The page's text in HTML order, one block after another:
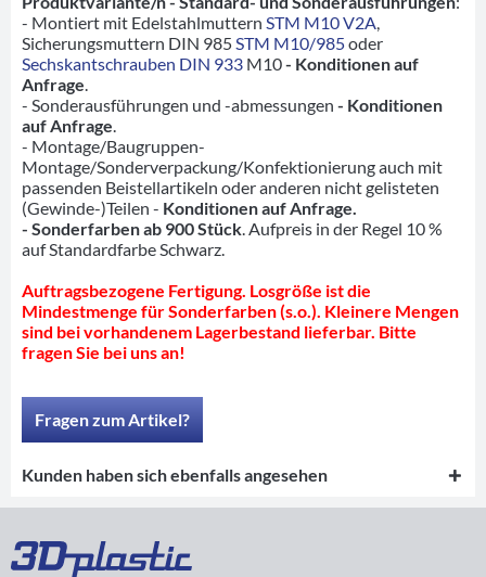
- Montiert mit Edelstahlmuttern STM M10 V2A
Sicherungsmuttern DIN 985 STM M10/985oder
Sechskantschrauben DIN 933 M10- Konditionen auf
Anfrage
- Sonderausführungen und -abmessungen - Konditionen
auf Anfrage
- Montage/Baugruppen-
Montage/Sonderverpackung/Konfektionierung auch mit
passenden Beistellartikeln oder anderen nicht gelisteten
(Gewinde-)Teilen - Konditionen auf Anfrage.
- Sonderfarben ab 900 Stück . Aufpreis in der Regel 10 %
auf Standardfarbe Schwarz.
Auftragsbezogene Fertigung. Losgröße ist die
Mindestmenge für Sonderfarben (s.o.). Kleinere Mengen
sind bei vorhandenem Lagerbestand lieferbar. Bitte
fragen Sie bei uns an!
Fragen zum Artikel?
Kunden haben sich ebenfalls angesehen